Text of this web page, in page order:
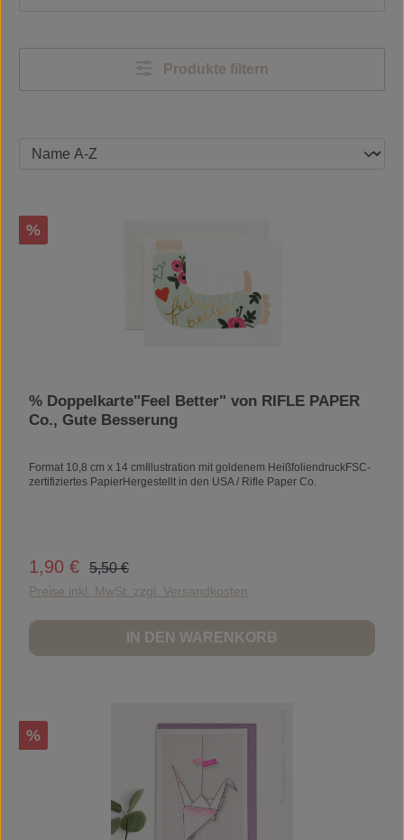
Produkte filtern
Rabatt
%
% Doppelkarte"Feel Better" von RIFLE PAPER
Co., Gute Besserung
Format 10,8 cm x 14 cmIllustration mit goldenem HeißfoliendruckFSC-
zertifiziertes PapierHergestellt in den USA / Rifle Paper Co.
Verkaufspreis:
1,90 € Regulärer Preis:
5,50 €
Preise inkl. MwSt. zzgl. Versandkosten
IN DEN WARENKORB
Rabatt
%